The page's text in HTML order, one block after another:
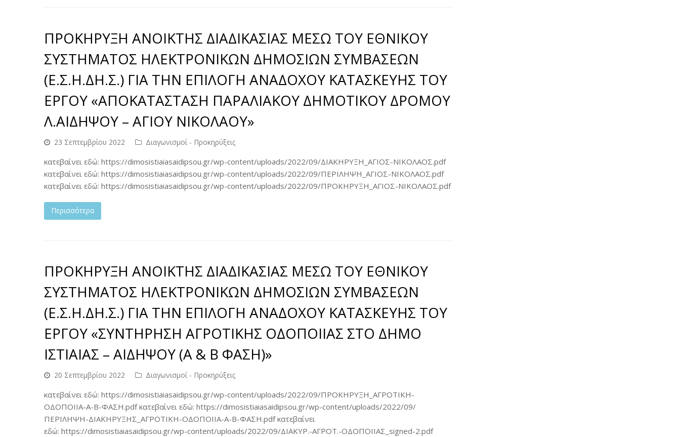
ΠΡΟΚΗΡΥΞΗ ΑΝΟΙΚΤΗΣ ΔΙΑΔΙΚΑΣΙΑΣ ΜΕΣΩ ΤΟΥ ΕΘΝΙΚΟΥ
ΣΥΣΤΗΜΑΤΟΣ ΗΛΕΚΤΡΟΝΙΚΩΝ ΔΗΜΟΣΙΩΝ ΣΥΜΒΑΣΕΩΝ
(Ε.Σ.Η.ΔΗ.Σ.) ΓΙΑ ΤΗΝ ΕΠΙΛΟΓΗ ΑΝΑΔΟΧΟΥ ΚΑΤΑΣΚΕΥΗΣ ΤΟΥ
ΕΡΓΟΥ «ΑΠΟΚΑΤΑΣΤΑΣΗ ΠΑΡΑΛΙΑΚΟΥ ΔΗΜΟΤΙΚΟΥ ΔΡΟΜΟΥ
Λ.ΑΙΔΗΨΟΥ – ΑΓΙΟΥ ΝΙΚΟΛΑΟΥ»
23 Σεπτεμβρίου 2022 Διαγωνισμοί - Προκηρύξεις
κατεβαίνει εδώ: https://dimosistiaiasaidipsou.gr/wp-content/uploads/2022/09/ΔΙΑΚΗΡΥΞΗ_ΑΓΙΟΣ-ΝΙΚΟΛΑΟΣ.pdf
κατεβαίνει εδώ: https://dimosistiaiasaidipsou.gr/wp-content/uploads/2022/09/ΠΕΡΙΛΗΨΗ_ΑΓΙΟΣ-ΝΙΚΟΛΑΟΣ.pdf
κατεβαίνει εδώ: https://dimosistiaiasaidipsou.gr/wp-content/uploads/2022/09/ΠΡΟΚΗΡΥΞΗ_ΑΓΙΟΣ-ΝΙΚΟΛΑΟΣ.pdf
Περισσότερα
ΠΡΟΚΗΡΥΞΗ ΑΝΟΙΚΤΗΣ ΔΙΑΔΙΚΑΣΙΑΣ ΜΕΣΩ ΤΟΥ ΕΘΝΙΚΟΥ
ΣΥΣΤΗΜΑΤΟΣ ΗΛΕΚΤΡΟΝΙΚΩΝ ΔΗΜΟΣΙΩΝ ΣΥΜΒΑΣΕΩΝ
(Ε.Σ.Η.ΔΗ.Σ.) ΓΙΑ ΤΗΝ ΕΠΙΛΟΓΗ ΑΝΑΔΟΧΟΥ ΚΑΤΑΣΚΕΥΗΣ ΤΟΥ
ΕΡΓΟΥ «ΣΥΝΤΗΡΗΣΗ ΑΓΡΟΤΙΚΗΣ ΟΔΟΠΟΙΙΑΣ ΣΤΟ ΔΗΜΟ
ΙΣΤΙΑΙΑΣ – ΑΙΔΗΨΟΥ (Α & Β ΦΑΣΗ)»
20 Σεπτεμβρίου 2022 Διαγωνισμοί - Προκηρύξεις
κατεβαίνει εδώ: https://dimosistiaiasaidipsou.gr/wp-content/uploads/2022/09/ΠΡΟΚΗΡΥΞΗ_ΑΓΡΟΤΙΚΗ-
ΟΔΟΠΟΙΙΑ-Α-Β-ΦΑΣΗ.pdf κατεβαίνει εδώ: https://dimosistiaiasaidipsou.gr/wp-content/uploads/2022/09/
ΠΕΡΙΛΗΨΗ-ΔΙΑΚΗΡΥΞΗΣ_ΑΓΡΟΤΙΚΗ-ΟΔΟΠΟΙΙΑ-Α-Β-ΦΑΣΗ.pdf κατεβαίνει
εδώ: https://dimosistiaiasaidipsou.gr/wp-content/uploads/2022/09/ΔΙΑΚΥΡ.-ΑΓΡΟΤ.-ΟΔΟΠΟΙΙΑΣ_signed-2.pdf